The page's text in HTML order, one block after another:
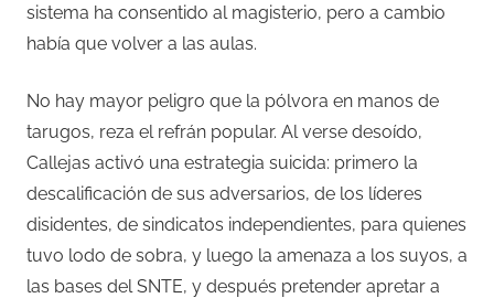
sistema ha consentido al magisterio, pero a cambio
había que volver a las aulas.
No hay mayor peligro que la pólvora en manos de
tarugos, reza el refrán popular. Al verse desoído,
Callejas activó una estrategia suicida: primero la
descalificación de sus adversarios, de los líderes
disidentes, de sindicatos independientes, para quienes
tuvo lodo de sobra, y luego la amenaza a los suyos, a
las bases del SNTE, y después pretender apretar a